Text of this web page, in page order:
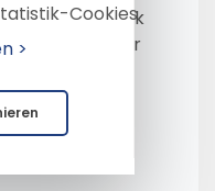
Cookies
>
M.G.M. Logistik
und sollten vor
Zugang zu
ihrer